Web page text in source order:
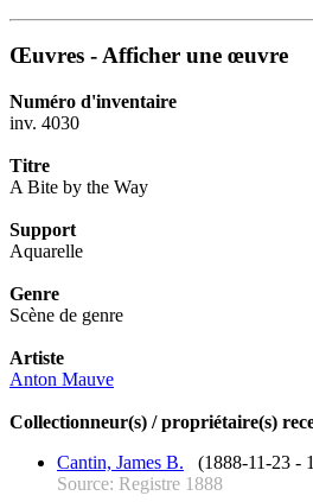
Œuvres - Afficher une œuvre
Numéro d'inventaire
inv. 4030
Titre
A Bite by the Way
Support
Aquarelle
Genre
Scène de genre
Artiste
Anton Mauve
Collectionneur(s) / propriétaire(s)
Cantin, James B. (1888-11-23 -
Source: Registre 1888